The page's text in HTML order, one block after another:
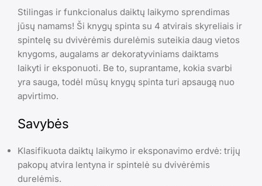
Stilingas ir funkcionalus daiktų laikymo sprendimas
jūsų namams! Ši knygų spinta su 4 atvirais skyreliais ir
spintelę su dvivėrėmis durelėmis suteikia daug vietos
knygoms, augalams ar dekoratyviniams daiktams
laikyti ir eksponuoti. Be to, suprantame, kokia svarbi
yra sauga, todėl mūsų knygų spinta turi apsaugą nuo
apvirtimo.
Savybės
Klasifikuota daiktų laikymo ir eksponavimo erdvė: trijų
pakopų atvira lentyna ir spintelė su dvivėrėmis
durelėmis.